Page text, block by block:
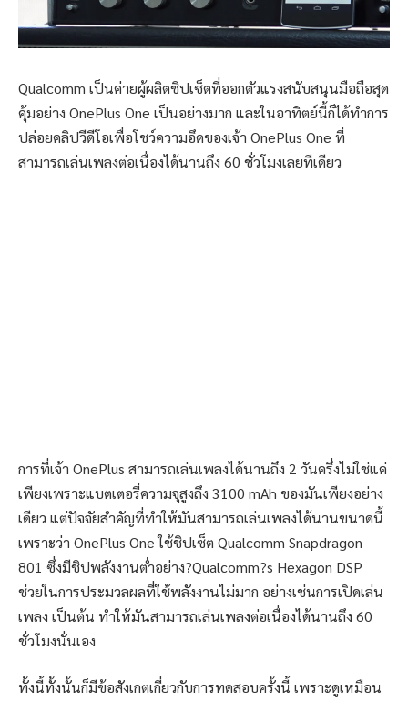
Qualcomm เป็นค่ายผู้ผลิตชิปเซ็ตที่ออกตัวแรงสนับสนุนมือถือสุด
คุ้มอย่าง OnePlus One เป็นอย่างมาก และในอาทิตย์นี้ก็ได้ทำการ
ปล่อยคลิปวีดีโอเพื่อโชว์ความอึดของเจ้า OnePlus One ที่
สามารถเล่นเพลงต่อเนื่องได้นานถึง 60 ชั่วโมงเลยทีเดียว
การที่เจ้า OnePlus สามารถเล่นเพลงได้นานถึง 2 วันครึ่งไม่ใช่แค่
เพียงเพราะแบตเตอรี่ความจุสูงถึง 3100 mAh ของมันเพียงอย่าง
เดียว แต่ปัจจัยสำคัญที่ทำให้มันสามารถเล่นเพลงได้นานขนาดนี้
เพราะว่า OnePlus One ใช้ชิปเซ็ต Qualcomm Snapdragon
801 ซึ่งมีชิปพลังงานต่ำอย่าง?Qualcomm?s Hexagon DSP
ช่วยในการประมวลผลที่ใช้พลังงานไม่มาก อย่างเช่นการเปิดเล่น
เพลง เป็นต้น ทำให้มันสามารถเล่นเพลงต่อเนื่องได้นานถึง 60
ชั่วโมงนั่นเอง
ทั้งนี้ทั้งนั้นก็มีข้อสังเกตเกี่ยวกับการทดสอบครั้งนี้ เพราะดูเหมือน